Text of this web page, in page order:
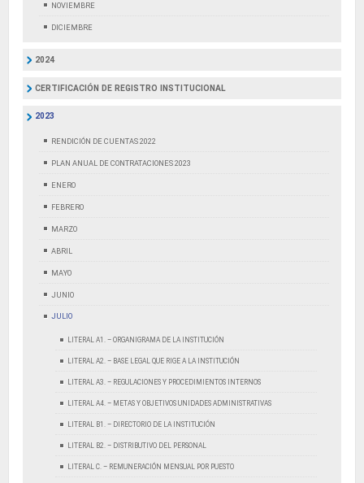
NOVIEMBRE
DICIEMBRE
2024
CERTIFICACIÓN DE REGISTRO INSTITUCIONAL
2023
RENDICIÓN DE CUENTAS 2022
PLAN ANUAL DE CONTRATACIONES 2023
ENERO
FEBRERO
MARZO
ABRIL
MAYO
JUNIO
JULIO
LITERAL A1. – ORGANIGRAMA DE LA INSTITUCIÓN
LITERAL A2. – BASE LEGAL QUE RIGE A LA INSTITUCIÓN
LITERAL A3. – REGULACIONES Y PROCEDIMIENTOS INTERNOS
LITERAL A4. – METAS Y OBJETIVOS UNIDADES ADMINISTRATIVAS
LITERAL B1. – DIRECTORIO DE LA INSTITUCIÓN
LITERAL B2. – DISTRIBUTIVO DEL PERSONAL
LITERAL C. – REMUNERACIÓN MENSUAL POR PUESTO